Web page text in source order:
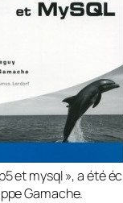
et mysql », a été
Gamache.